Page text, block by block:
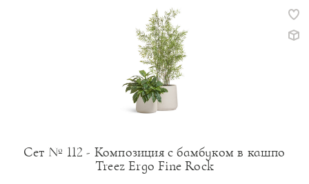
Сет № 112 - Композиция с бамбуком в кашпо
Treez Ergo Fine Rock